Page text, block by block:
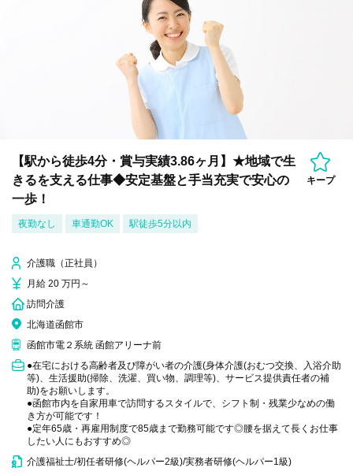
【駅から徒歩4分・賞与実績3.86ヶ月】★地域で生
きるを支える仕事◆安定基盤と手当充実で安心の
一歩！
キープ
夜勤なし 車通勤OK 駅徒歩5分以内
介護職（正社員）
月給 20 万円～
訪問介護
北海道函館市
函館市電２系統 函館アリーナ前
●在宅における高齢者及び障がい者の介護(身体介護(おむつ交換、入浴介助
等)、生活援助(掃除、洗濯、買い物、調理等)、サービス提供責任者の補
助)をお願いします。
●函館市内を自家用車で訪問するスタイルで、シフト制・残業少なめの働
き方が可能です！
●定年65歳・再雇用制度で85歳まで勤務可能です◎腰を据えて長くお仕事
したい人にもおすすめ◎
介護福祉士/初任者研修(ヘルパー2級)/実務者研修(ヘルパー1級)